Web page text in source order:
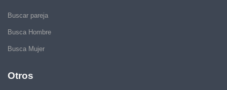
Buscar pareja
Busca Hombre
Busca Mujer
Otros